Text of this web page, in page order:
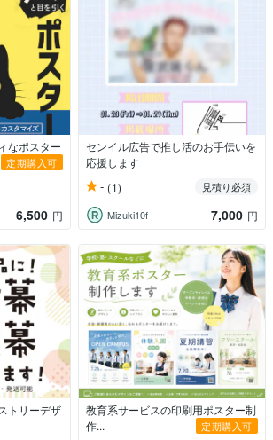
なポスター
定期購入可
6,500 円
センイル広告で推し活のお手伝いを
応援します
- (1)
見積り必須
Mizuki10f
7,000 円
トリーデザ
教育系サービスの印刷用ポスター制
作...
定期購入可